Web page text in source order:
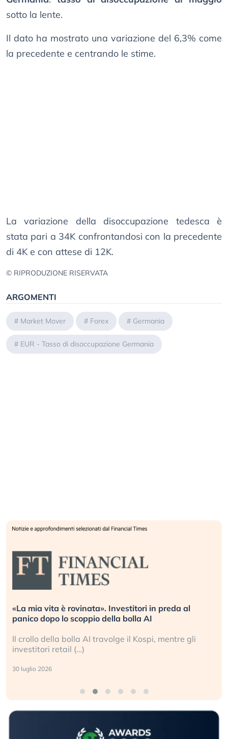
sotto la lente.
Il dato ha mostrato una variazione del 6,3% come
la precedente e centrando le stime.
La variazione della disoccupazione tedesca è
stata pari a 34K confrontandosi con la precedente
di 4K e con attese di 12K.
© RIPRODUZIONE RISERVATA
ARGOMENTI
# Market Mover # Forex # Germania
# EUR - Tasso di disoccupazione Germania
«La mia vita è rovinata». Investitori in preda al
panico dopo lo scoppio della bolla AI
Il crollo della bolla AI travolge il Kospi, mentre gli
investitori retail (…)
30 luglio 2026